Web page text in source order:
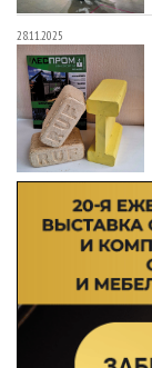
28.11.2025